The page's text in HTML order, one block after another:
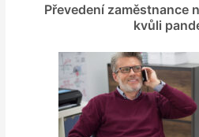
Převedení zaměstnance
kvůli